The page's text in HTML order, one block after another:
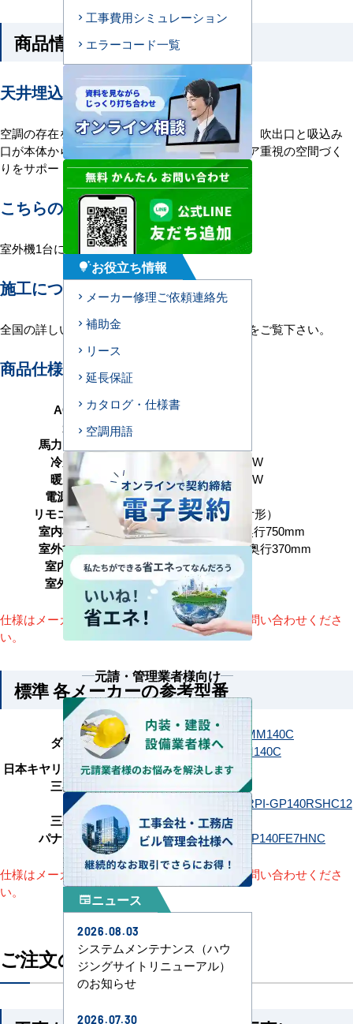
商品情報
天井埋込ダクト形エアコンの特長
空調の存在を感じさせない、ダクト形エアコン。吹出口と吸込み
口が本体から分離している空調です。インテリア重視の空間づく
りをサポートします。
こちらの機種について
室外機1台に室内機1台を接続する1対1構成。
施工について
全国の詳しい施工エリアに関しましては をご覧下さい。
商品仕様＜参考例＞
AC型番
D140-H1
形状
馬力（能力）
冷房能力
12.5（2.7～14.0） kW
暖房能力
12.5（2.7～16.0） kW
電源タイプ
三相200V
リモコンタイプ
ワイヤード（壁取付形）
室内機サイズ
高さ298×幅1400×奥行750mm
室外機サイズ
高さ1050×幅1010×奥行370mm
室内機重量
42(kg)
室外機重量
76kg
仕様はメーカーによって異なります。詳細はお問い合わせくださ
い。
標準 各メーカーの参考型番
ダイキン
SZRJM140C
SZRJMM140C
SZRM140CSZRMM140C
日本キヤリア（旧：東芝）GDSA14014MUB
三菱電機
PEZ-ERMP140D6
日立
RPI-GP140RSHC12
三菱重工
FDUV1406H6S
パナソニック
PA-P140FE7HC PA-P140FE7HNC
仕様はメーカーによって異なります。詳細はお問い合わせくださ
い。
ご注文の流れ
工事費用シミュレーション
エラーコード一覧
tips_and_updatesお役立ち情報
メーカー修理ご依頼連絡先
補助金
リース
延長保証
カタログ・仕様書
空調用語
元請・管理業者様向け
newspaperニュース
2026.08.03
システムメンテナンス（ハウ
ジングサイトリニューアル）
のお知らせ
2026.07.30